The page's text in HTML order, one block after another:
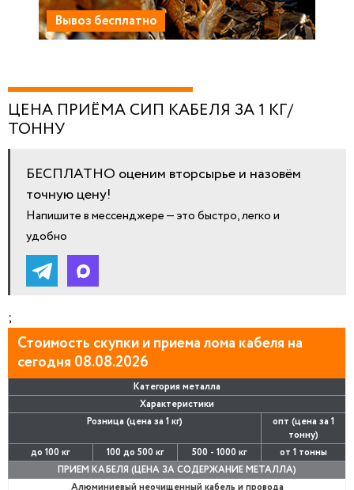
Вывоз бесплатно
ЦЕНА ПРИЁМА СИП КАБЕЛЯ ЗА 1 КГ/
ТОННУ
БЕСПЛАТНО оценим вторсырье и назовём
точную цену!
Напишите в мессенджере — это быстро, легко и
удобно
;
Стоимость скупки и приема лома кабеля на
сегодня 08.08.2026
Категория металла
Характеристики
Розница (цена за 1 кг)
опт (цена за 1
тонну)
до 100 кг
100 до 500 кг 500 - 1000 кг
от 1 тонны
ПРИЕМ КАБЕЛЯ (ЦЕНА ЗА СОДЕРЖАНИЕ МЕТАЛЛА)
Алюминиевый неочищенный кабель и провода